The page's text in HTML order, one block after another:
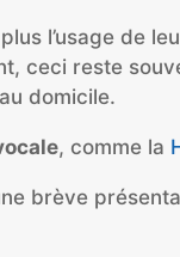
l’usage de
ceci reste
domicile.
, comme la
brève